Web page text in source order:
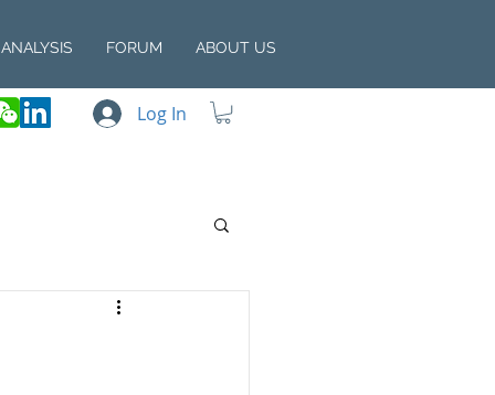
FORUM ABOUT US
Log In